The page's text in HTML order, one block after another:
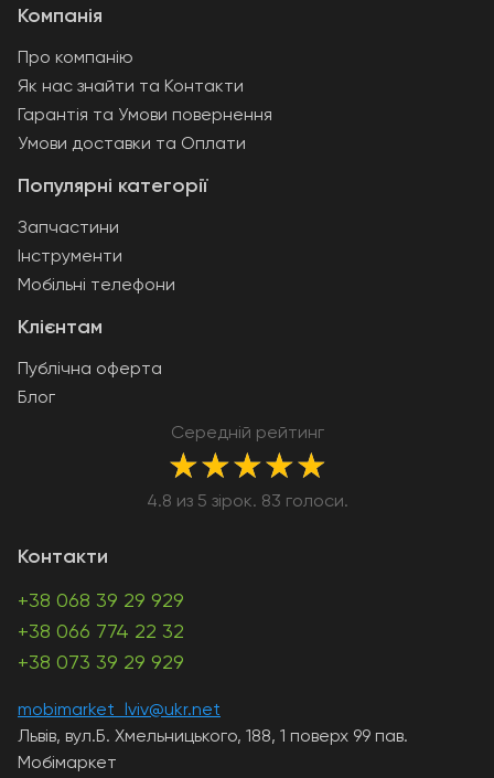
Контакти
+38 068 39 29 929
+38 066 774 22 32
+38 073 39 29 929
mobimarket_lviv@ukr.net
Львів, вул.Б. Хмельницького, 188, 1 поверх 99 пав.
Мобімаркет
Клієнтам
Публічна оферта
Блог
Середній рейтинг
★★★★★
4.8 из 5 зірок. 83 голоси.
Популярні категорії
Запчастини
Інструменти
Мобільні телефони
Компанія
Про компанію
Як нас знайти та Контакти
Гарантія та Умови повернення
Умови доставки та Оплати